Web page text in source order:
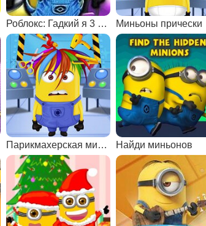
Роблокс: Гадкий я 3 побег Миньоны прически
Парикмахерская миньонов Найди миньонов